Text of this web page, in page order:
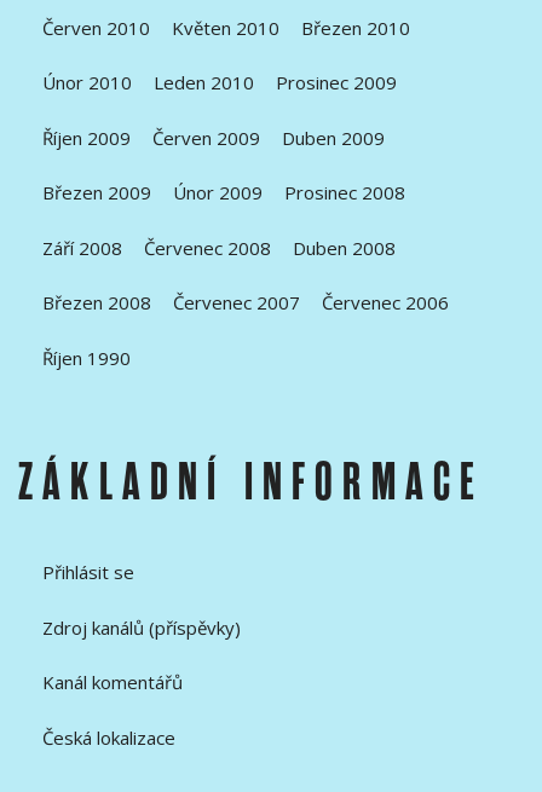
Červen 2010 Květen 2010 Březen 2010
Únor 2010 Leden 2010 Prosinec 2009
Říjen 2009 Červen 2009 Duben 2009
Březen 2009 Únor 2009 Prosinec 2008
Září 2008 Červenec 2008 Duben 2008
Březen 2008 Červenec 2007 Červenec 2006
Říjen 1990
ZÁKLADNÍ INFORMACE
Přihlásit se
Zdroj kanálů (příspěvky)
Kanál komentářů
Česká lokalizace